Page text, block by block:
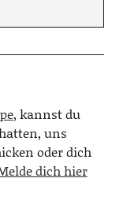
, kannst du
uns
oder dich
dich hier